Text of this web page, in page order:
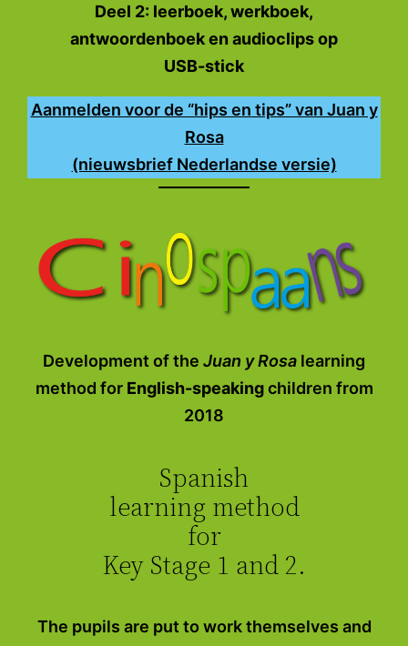
Deel 2: leerboek, werkboek,
antwoordenboek en audioclips op
USB-stick
Aanmelden voor de “hips en tips” van Juan y
Rosa
(nieuwsbrief Nederlandse versie)
Development of the Juan y Rosa learning
method for English-speakingchildren from
2018
Spanish
learning method
for
Key Stage 1 and 2.
The pupils are put to work themselves and